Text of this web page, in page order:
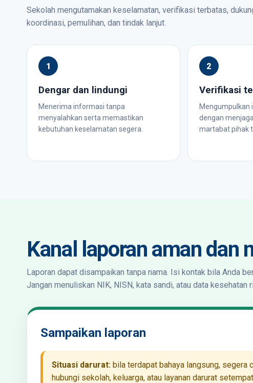
Sekolah mengutamakan keselamatan, verifikasi terbatas,
koordinasi, pemulihan, dan tindak lanjut.
Dengar dan lindungi
Menerima informasi tanpa
menyalahkan serta memastikan
kebutuhan keselamatan segera.
Verifikasi
Mengumpulkan
dengan
martabat pihak
Kanal laporan aman dan
Laporan dapat disampaikan tanpa nama. Isi kontak bila Anda
Jangan menuliskan NIK, NISN, kata sandi, atau data kesehatan
Sampaikan laporan
Situasi darurat: bila terdapat bahaya langsung, segera
hubungi sekolah, keluarga, atau layanan darurat